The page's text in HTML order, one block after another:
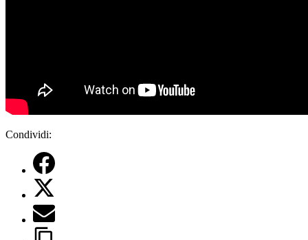
Condividi: